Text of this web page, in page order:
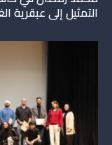
التمثيل إلى عبقرية